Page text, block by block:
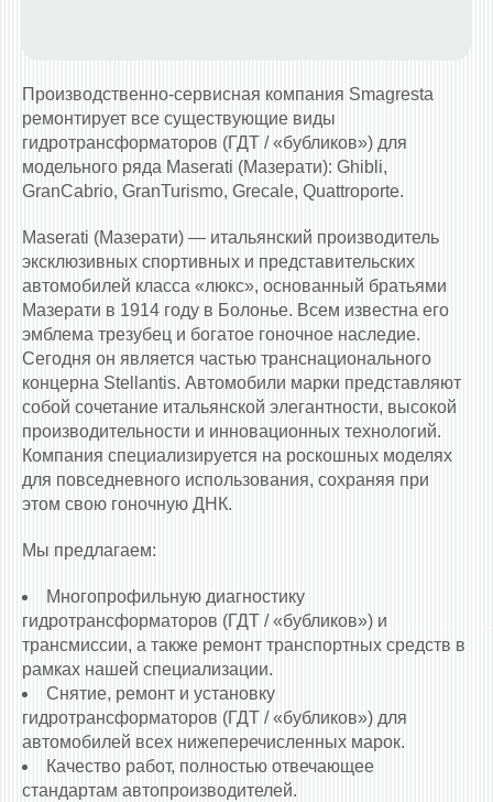
Производственно-сервисная компания Smagresta
ремонтирует все существующие виды
гидротрансформаторов (ГДТ / «бубликов») для
модельного ряда Maserati (Мазерати): Ghibli,
GranCabrio, GranTurismo, Grecale, Quattroporte.
Maserati (Мазерати) — итальянский производитель
эксклюзивных спортивных и представительских
автомобилей класса «люкс», основанный братьями
Мазерати в 1914 году в Болонье. Всем известна его
эмблема трезубец и богатое гоночное наследие.
Сегодня он является частью транснационального
концерна Stellantis. Автомобили марки представляют
собой сочетание итальянской элегантности, высокой
производительности и инновационных технологий.
Компания специализируется на роскошных моделях
для повседневного использования, сохраняя при
этом свою гоночную ДНК.
Мы предлагаем:
Многопрофильную диагностику
гидротрансформаторов (ГДТ / «бубликов») и
трансмиссии, а также ремонт транспортных средств в
рамках нашей специализации.
Снятие, ремонт и установку
гидротрансформаторов (ГДТ / «бубликов») для
автомобилей всех нижеперечисленных марок.
Качество работ, полностью отвечающее
стандартам автопроизводителей.